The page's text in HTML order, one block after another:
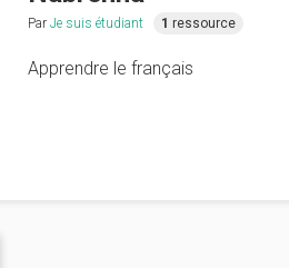
Par Je suis étudiant 1 ressource
Apprendre le français